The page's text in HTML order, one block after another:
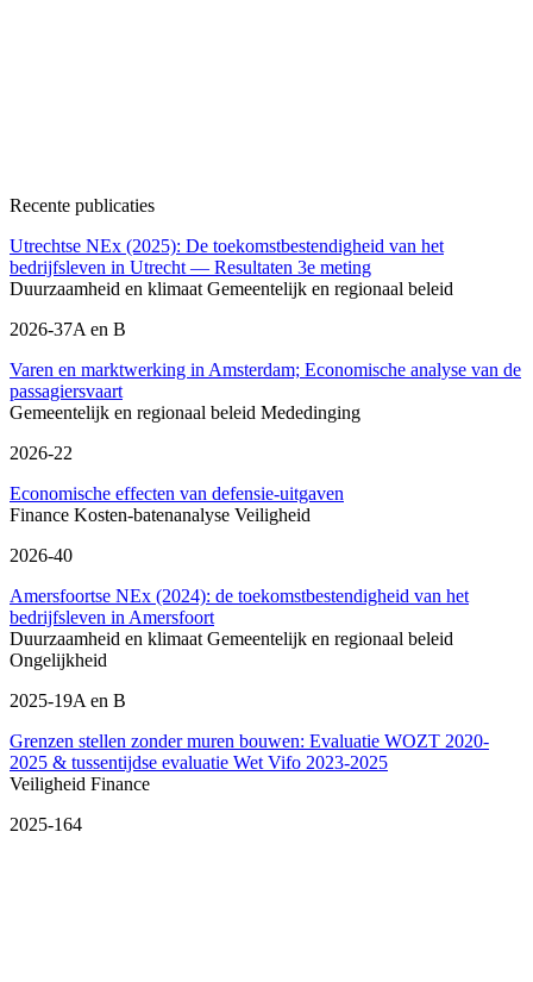
Recente publicaties
Utrechtse NEx (2025): De toekomstbestendigheid van het
bedrijfsleven in Utrecht — Resultaten 3e meting
Duurzaamheid en klimaat Gemeentelijk en regionaal beleid
2026-37A en B
Varen en marktwerking in Amsterdam; Economische analyse van de
passagiersvaart
Gemeentelijk en regionaal beleid Mededinging
2026-22
Economische effecten van defensie-uitgaven
Finance Kosten-batenanalyse Veiligheid
2026-40
Amersfoortse NEx (2024): de toekomstbestendigheid van het
bedrijfsleven in Amersfoort
Duurzaamheid en klimaat Gemeentelijk en regionaal beleid
Ongelijkheid
2025-19A en B
Grenzen stellen zonder muren bouwen: Evaluatie WOZT 2020-
2025 & tussentijdse evaluatie Wet Vifo 2023-2025
Veiligheid Finance
2025-164